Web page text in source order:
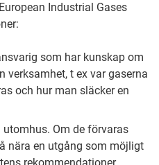
Industrial Gases
som har kunskap om
verksamhet, t ex var gaserna
och hur man släcker en
Om de förvaras
nära en utgång som möjligt